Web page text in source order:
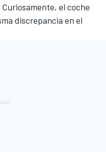
el coche
discrepancia en el